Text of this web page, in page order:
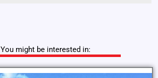
You might be interested in: